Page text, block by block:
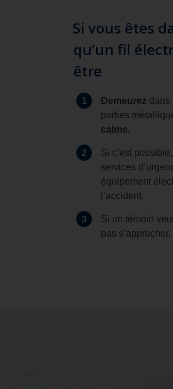
Si vous êtes
qu’un fil
être
1 Demeurez dans
parties
calme.
2
Si c’est
services
équipement
l’accident.
3
Si un témoin
pas